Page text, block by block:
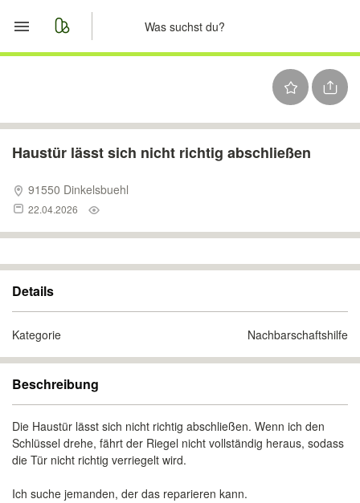
Nachrichten
Anzeige aufgeben
Haustür lässt sich nicht richtig abschließen
91550 Dinkelsbuehl
22.04.2026
Details
Kategorie Nachbarschaftshilfe
Beschreibung
Die Haustür lässt sich nicht richtig abschließen. Wenn ich den
Schlüssel drehe, fährt der Riegel nicht vollständig heraus, sodass
die Tür nicht richtig verriegelt wird.
Ich suche jemanden, der das reparieren kann.